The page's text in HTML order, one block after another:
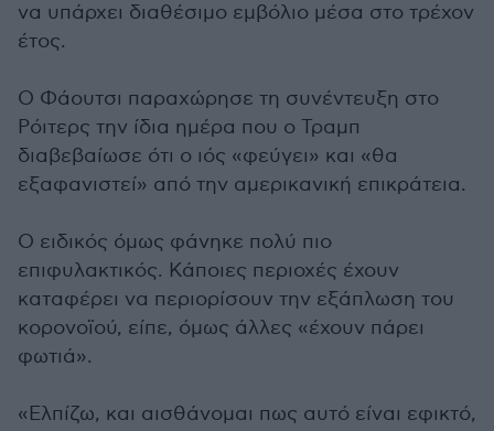
να υπάρχει διαθέσιμο εμβόλιο μέσα στο τρέχον
έτος.
Ο Φάουτσι παραχώρησε τη συνέντευξη στο
Ρόιτερς την ίδια ημέρα που ο Τραμπ
διαβεβαίωσε ότι ο ιός «φεύγει» και «θα
εξαφανιστεί» από την αμερικανική επικράτεια.
Ο ειδικός όμως φάνηκε πολύ πιο
επιφυλακτικός. Κάποιες περιοχές έχουν
καταφέρει να περιορίσουν την εξάπλωση του
κορονοϊού, είπε, όμως άλλες «έχουν πάρει
φωτιά».
«Ελπίζω, και αισθάνομαι πως αυτό είναι εφικτό,